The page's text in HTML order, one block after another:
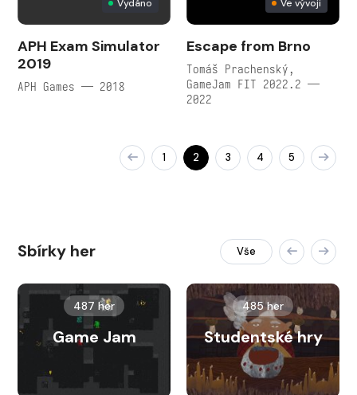
Vydáno
APH Exam Simulator
2019
APH Games — 2018
Ve vývoji
Escape from Brno
Tomáš Prachenský,
GameJam FIT 2022.2 —
2022
1 2 3 4 5
Sbírky her Vše
487 her
Game Jam
485 her
Studentské hry